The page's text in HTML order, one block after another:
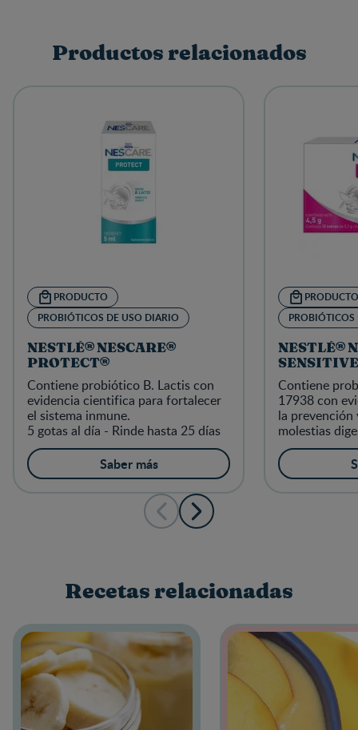
Productos relacionados
PRODUCTO
PROBIÓTICOS DE USO DIARIO
NESTLÉ® NESCARE®
PROTECT®
Contiene probiótico B. Lactis con
evidencia cientifica para fortalecer
el sistema inmune.
5 gotas al día - Rinde hasta 25 días
Saber más
PRODUCTO
NESTLÉ®
Contiene
17938 con
la prevención
molestias
infantil,
dolor
1 sobre al día
Recetas relacionadas